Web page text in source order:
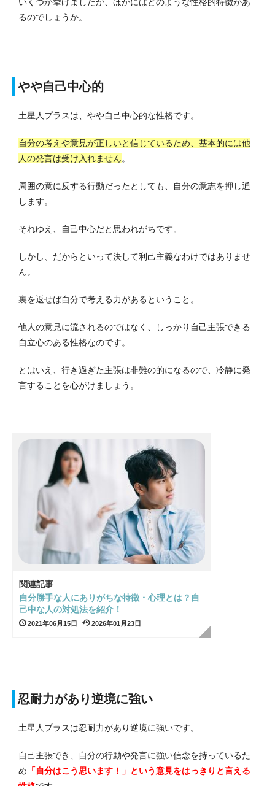
るのでしょうか。
やや自己中心的
土星人プラスは、やや自己中心的な性格です。
自分の考えや意見が正しいと信じているため、基本的には他
人の発言は受け入れません。
周囲の意に反する行動だったとしても、自分の意志を押し通
します。
それゆえ、自己中心だと思われがちです。
しかし、だからといって決して利己主義なわけではありませ
ん。
裏を返せば自分で考える力があるということ。
他人の意見に流されるのではなく、しっかり自己主張できる
自立心のある性格なのです。
とはいえ、行き過ぎた主張は非難の的になるので、冷静に発
言することを心がけましょう。
関連記事
自分勝手な人にありがちな特徴・心理とは？自
己中な人の対処法を紹介！
2021年06月15日 2026年01月23日
忍耐力があり逆境に強い
土星人プラスは忍耐力があり逆境に強いです。
自己主張でき、自分の行動や発言に強い信念を持っているた
め 「自分はこう思います！」という意見をはっきりと言える